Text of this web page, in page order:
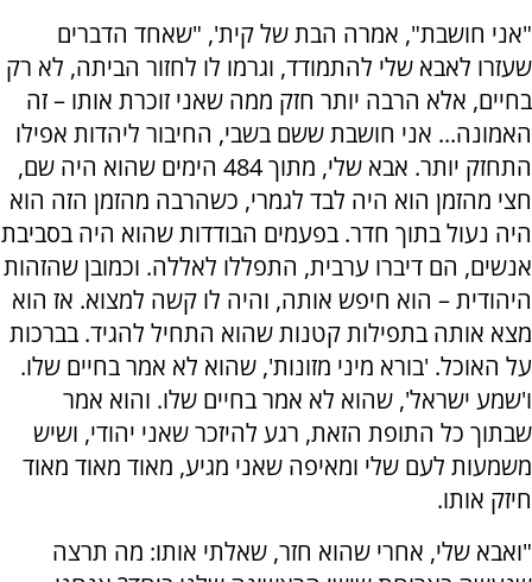
"אני חושבת", אמרה הבת של קית', "שאחד הדברים
שעזרו לאבא שלי להתמודד, וגרמו לו לחזור הביתה, לא רק
בחיים, אלא הרבה יותר חזק ממה שאני זוכרת אותו – זה
האמונה... אני חושבת ששם בשבי, החיבור ליהדות אפילו
התחזק יותר. אבא שלי, מתוך 484 הימים שהוא היה שם,
חצי מהזמן הוא היה לבד לגמרי, כשהרבה מהזמן הזה הוא
היה נעול בתוך חדר. בפעמים הבודדות שהוא היה בסביבת
אנשים, הם דיברו ערבית, התפללו לאללה. וכמובן שהזהות
היהודית – הוא חיפש אותה, והיה לו קשה למצוא. אז הוא
מצא אותה בתפילות קטנות שהוא התחיל להגיד. בברכות
על האוכל. 'בורא מיני מזונות', שהוא לא אמר בחיים שלו.
ו'שמע ישראל', שהוא לא אמר בחיים שלו. והוא אמר
שבתוך כל התופת הזאת, רגע להיזכר שאני יהודי, ושיש
משמעות לעם שלי ומאיפה שאני מגיע, מאוד מאוד מאוד
חיזק אותו.
"ואבא שלי, אחרי שהוא חזר, שאלתי אותו: מה תרצה